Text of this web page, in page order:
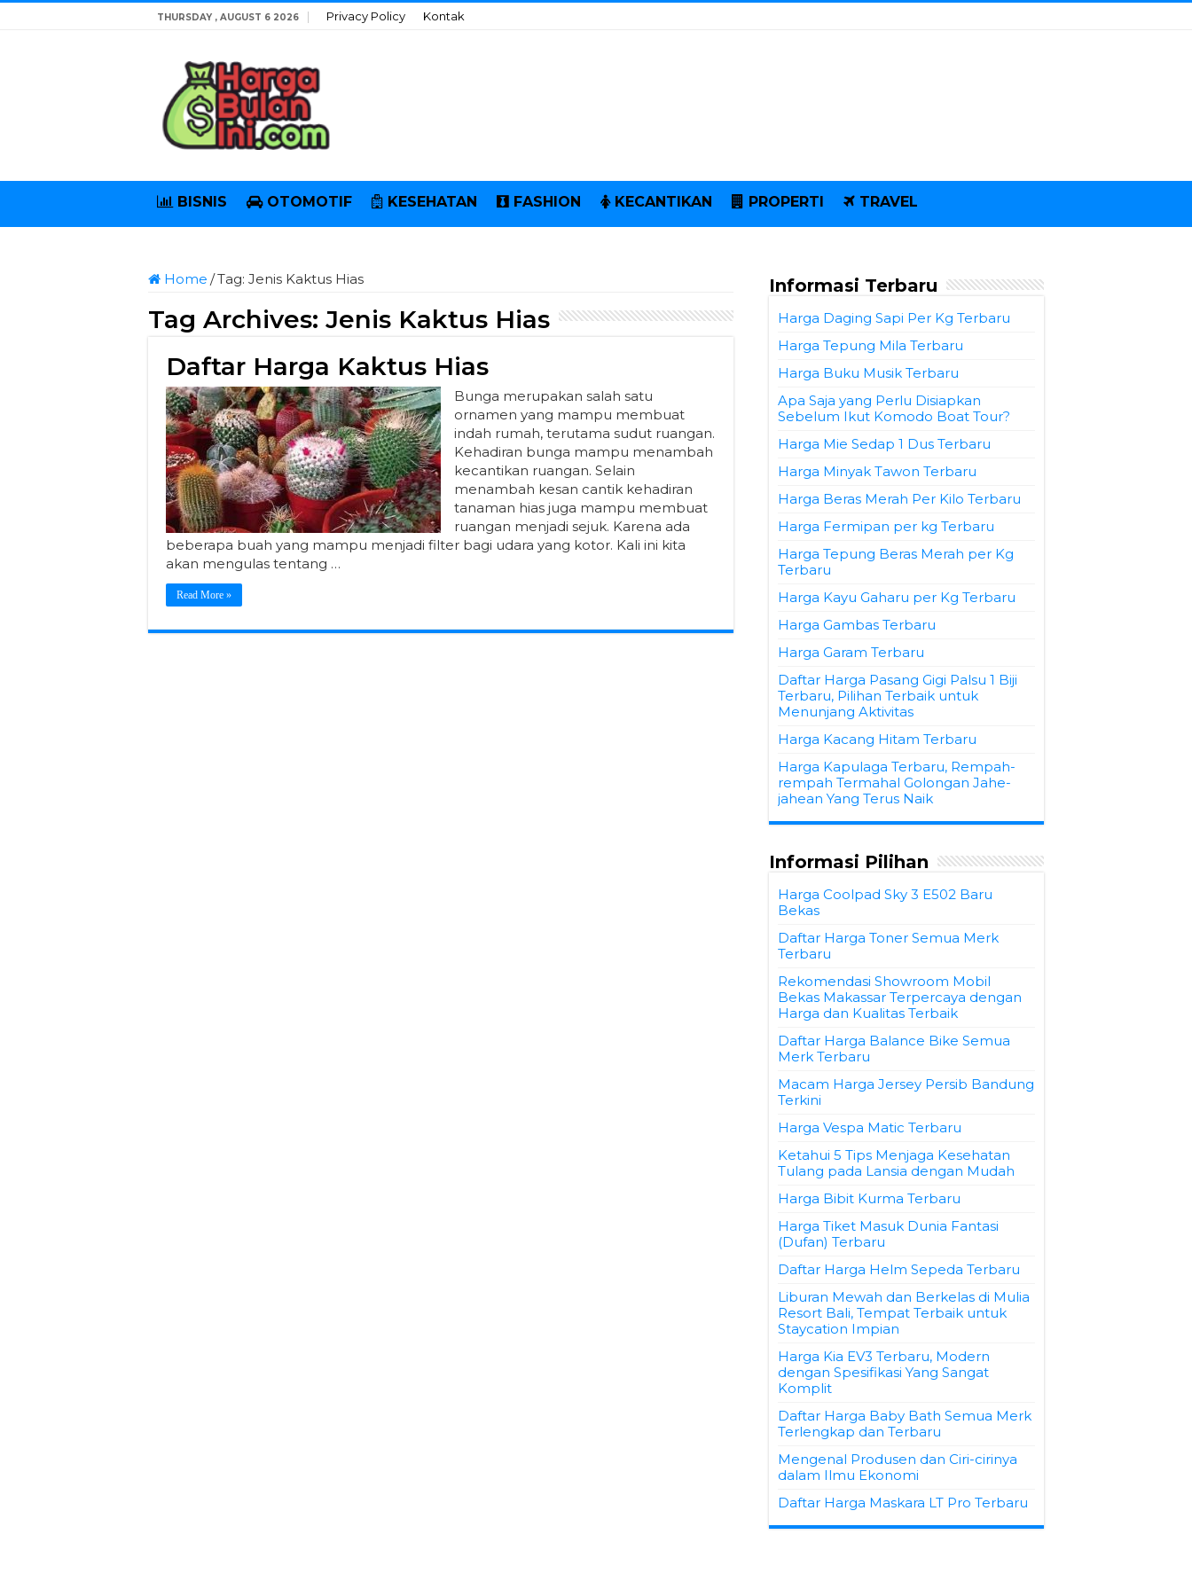
THURSDAY , AUGUST 6 2026 Privacy Policy Kontak
BISNIS OTOMOTIF KESEHATAN FASHION KECANTIKAN PROPERTI TRAVEL
Home /Tag: Jenis Kaktus Hias
Tag Archives: Jenis Kaktus Hias
Daftar Harga Kaktus Hias
Bunga merupakan salah satu
ornamen yang mampu membuat
indah rumah, terutama sudut ruangan.
Kehadiran bunga mampu menambah
kecantikan ruangan. Selain
menambah kesan cantik kehadiran
tanaman hias juga mampu membuat
ruangan menjadi sejuk. Karena ada
beberapa buah yang mampu menjadi filter bagi udara yang kotor. Kali ini kita
akan mengulas tentang …
Read More »
Informasi Terbaru
Harga Daging Sapi Per Kg Terbaru
Harga Tepung Mila Terbaru
Harga Buku Musik Terbaru
Apa Saja yang Perlu Disiapkan
Sebelum Ikut Komodo Boat Tour?
Harga Mie Sedap 1 Dus Terbaru
Harga Minyak Tawon Terbaru
Harga Beras Merah Per Kilo Terbaru
Harga Fermipan per kg Terbaru
Harga Tepung Beras Merah per Kg
Terbaru
Harga Kayu Gaharu per Kg Terbaru
Harga Gambas Terbaru
Harga Garam Terbaru
Daftar Harga Pasang Gigi Palsu 1 Biji
Terbaru, Pilihan Terbaik untuk
Menunjang Aktivitas
Harga Kacang Hitam Terbaru
Harga Kapulaga Terbaru, Rempah-
rempah Termahal Golongan Jahe-
jahean Yang Terus Naik
Informasi Pilihan
Harga Coolpad Sky 3 E502 Baru
Bekas
Daftar Harga Toner Semua Merk
Terbaru
Rekomendasi Showroom Mobil
Bekas Makassar Terpercaya dengan
Harga dan Kualitas Terbaik
Daftar Harga Balance Bike Semua
Merk Terbaru
Macam Harga Jersey Persib Bandung
Terkini
Harga Vespa Matic Terbaru
Ketahui 5 Tips Menjaga Kesehatan
Tulang pada Lansia dengan Mudah
Harga Bibit Kurma Terbaru
Harga Tiket Masuk Dunia Fantasi
(Dufan) Terbaru
Daftar Harga Helm Sepeda Terbaru
Liburan Mewah dan Berkelas di Mulia
Resort Bali, Tempat Terbaik untuk
Staycation Impian
Harga Kia EV3 Terbaru, Modern
dengan Spesifikasi Yang Sangat
Komplit
Daftar Harga Baby Bath Semua Merk
Terlengkap dan Terbaru
Mengenal Produsen dan Ciri-cirinya
dalam Ilmu Ekonomi
Daftar Harga Maskara LT Pro Terbaru